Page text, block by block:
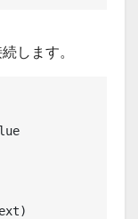
します。